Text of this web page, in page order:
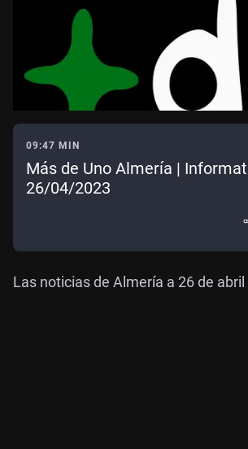
09:47 MIN
Más de Uno Almería |
26/04/2023
Las noticias de Almería a 26 de abril